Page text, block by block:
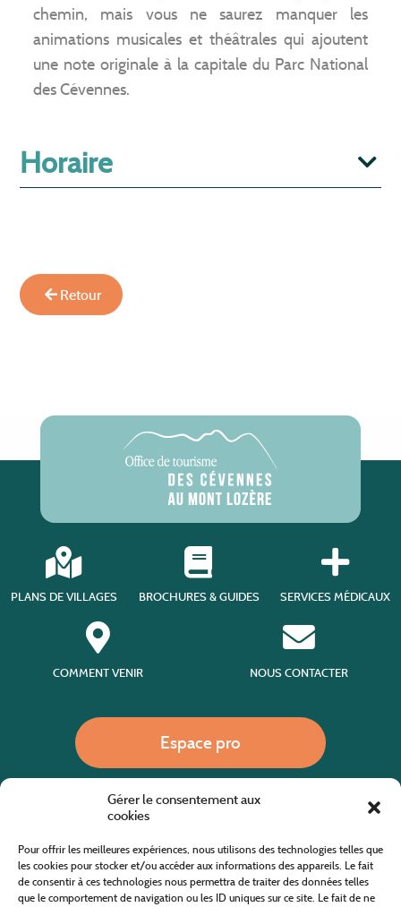
Gérer le consentement aux
cookies
Pour offrir les meilleures expériences, nous utilisons des technologies telles que
les cookies pour stocker et/ou accéder aux informations des appareils. Le fait
de consentir à ces technologies nous permettra de traiter des données telles
que le comportement de navigation ou les ID uniques sur ce site. Le fait de ne
chemin, mais vous ne saurez manquer les
animations musicales et théâtrales qui ajoutent
une note originale à la capitale du Parc National
des Cévennes.
Horaire
Retour
PLANS DE VILLAGES BROCHURES & GUIDES SERVICES MÉDICAUX
COMMENT VENIR NOUS CONTACTER
Espace pro
Site internet cofinancé par le fonds européen agricole pour le développement rural
L'Europe investit dans les zones rurales